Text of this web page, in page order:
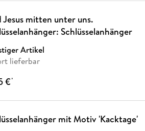
Jesus mitten unter uns.
Schlüsselanhänger
Artikel
lieferbar
€*
mit Motiv 'Kacktage'